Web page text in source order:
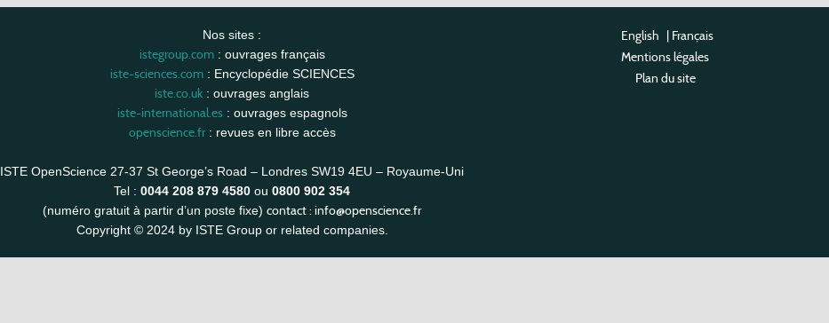
Nos sites :
istegroup.com: ouvrages français
iste-sciences.com: Encyclopédie SCIENCES
iste.co.uk : ouvrages anglais
iste-international.es: ouvrages espagnols
openscience.fr: revues en libre accès
ISTE OpenScience 27-37 St George’s Road – Londres SW19 4EU – Royaume-Uni
Tel : 0044 208 879 4580 ou 0800 902 354
(numéro gratuit à partir d’un poste fixe) contact : info@openscience.fr
Copyright © 2024 by ISTE Group or related companies.
English | Français
Mentions légales
Plan du site